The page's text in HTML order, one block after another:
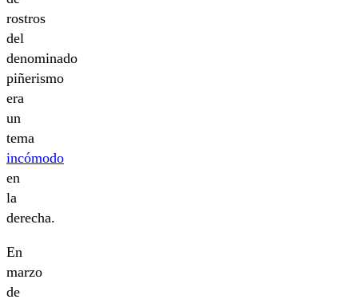
rostros
del
denominado
piñerismo
era
un
tema
incómodo
en
la
derecha.
En
marzo
de